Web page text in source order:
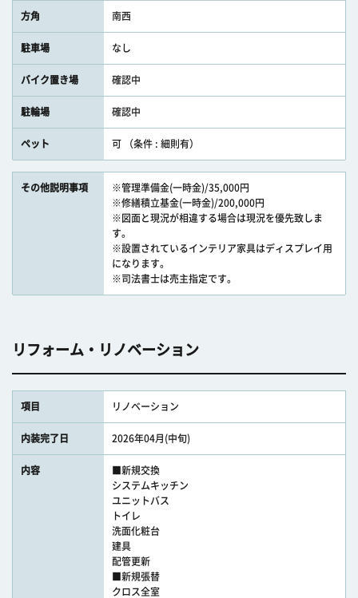
方角 南西
駐車場 なし
バイク置き場 確認中
駐輪場 確認中
ペット 可 （条件 : 細則有）
その他説明事項
※管理準備金(一時金)/35,000円
※修繕積立基金(一時金)/200,000円
※図面と現況が相違する場合は現況を優先致しま
す。
※設置されているインテリア家具はディスプレイ用
になります。
※司法書士は売主指定です。
リフォーム・リノベーション
項目 リノベーション
内装完了日 2026年04月(中旬)
内容
■新規交換
システムキッチン
ユニットバス
トイレ
洗面化粧台
建具
配管更新
■新規張替
クロス全室